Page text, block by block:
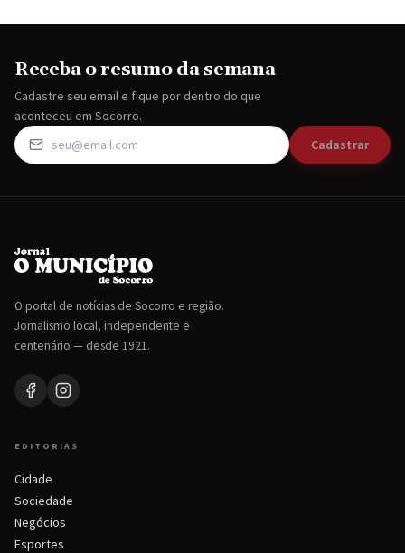
Receba o resumo da semana
Cadastre seu email e fique por dentro do que
aconteceu em Socorro.
Cadastrar
O portal de notícias de Socorro e região.
Jornalismo local, independente e
centenário — desde 1921.
EDITORIAS
Cidade
Sociedade
Negócios
Esportes